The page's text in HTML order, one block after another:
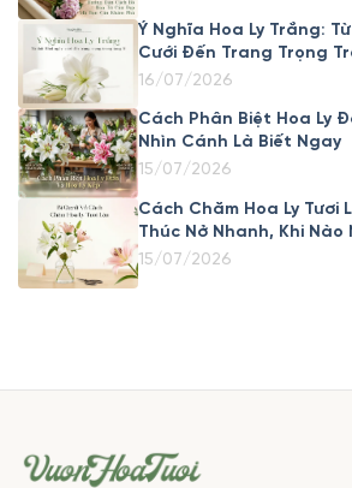
Ý Nghĩa Hoa Ly Trắng:
Cưới Đến Trang Trọng
16/07/2026
Cách Phân Biệt Hoa Ly
Nhìn Cánh Là Biết Ngay
15/07/2026
Cách Chăm Hoa Ly Tươi
Thúc Nở Nhanh, Khi Nào
15/07/2026